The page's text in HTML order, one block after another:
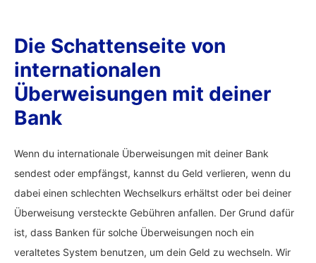
Die Schattenseite von
internationalen
Überweisungen mit deiner
Bank
Wenn du internationale Überweisungen mit deiner Bank
sendest oder empfängst, kannst du Geld verlieren, wenn du
dabei einen schlechten Wechselkurs erhältst oder bei deiner
Überweisung versteckte Gebühren anfallen. Der Grund dafür
ist, dass Banken für solche Überweisungen noch ein
veraltetes System benutzen, um dein Geld zu wechseln. Wir